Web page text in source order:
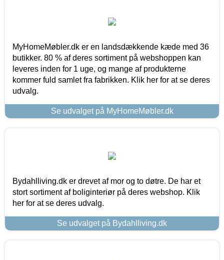
MyHomeMøbler.dk er en landsdækkende kæde med 36
butikker. 80 % af deres sortiment på webshoppen kan
leveres inden for 1 uge, og mange af produkterne
kommer fuld samlet fra fabrikken. Klik her for at se deres
udvalg.
Se udvalget på MyHomeMøbler.dk
Bydahlliving.dk er drevet af mor og to døtre. De har et
stort sortiment af boliginteriør på deres webshop. Klik
her for at se deres udvalg.
Se udvalget på Bydahlliving.dk